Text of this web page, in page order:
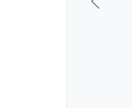
Previous